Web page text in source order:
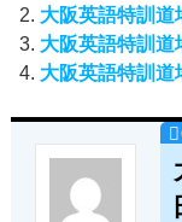
大阪英語特訓
大阪英語特訓
大阪英語特訓